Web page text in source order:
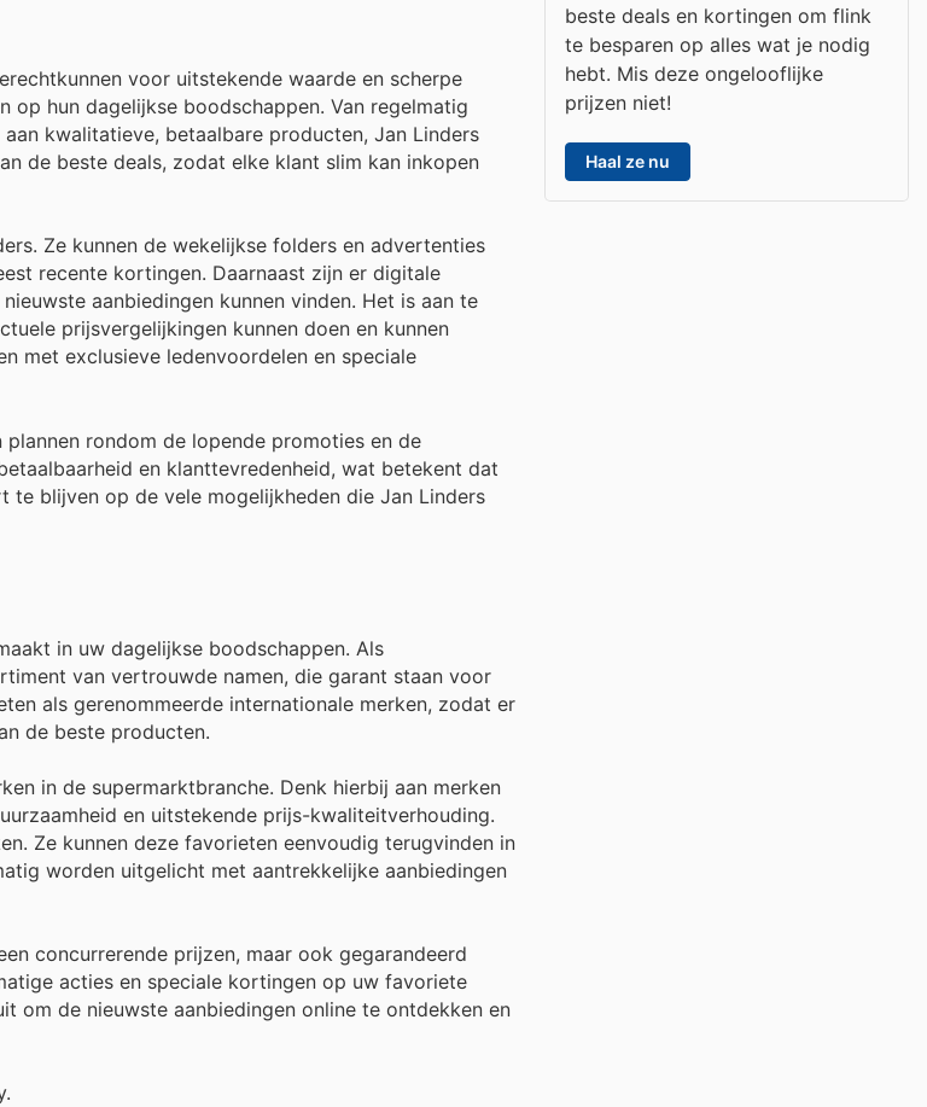
voor uitstekende waarde en scherpe
op hun dagelijkse boodschappen. Van regelmatig
kwalitatieve, betaalbare producten, Jan Linders
de beste deals, zodat elke klant slim kan inkopen
Ze kunnen de wekelijkse folders en advertenties
recente kortingen. Daarnaast zijn er digitale
aanbiedingen kunnen vinden. Het is aan te
prijsvergelijkingen kunnen doen en kunnen
met exclusieve ledenvoordelen en speciale
plannen rondom de lopende promoties en de
en klanttevredenheid, wat betekent dat
te blijven op de vele mogelijkheden die Jan Linders
in uw dagelijkse boodschappen. Als
van vertrouwde namen, die garant staan voor
als gerenommeerde internationale merken, zodat er
de beste producten.
in de supermarktbranche. Denk hierbij aan merken
en uitstekende prijs-kwaliteitverhouding.
Ze kunnen deze favorieten eenvoudig terugvinden in
worden uitgelicht met aantrekkelijke aanbiedingen
concurrerende prijzen, maar ook gegarandeerd
acties en speciale kortingen op uw favoriete
om de nieuwste aanbiedingen online te ontdekken en
beste deals en kortingen om flink
te besparen op alles wat je nodig
hebt. Mis deze ongelooflijke
prijzen niet!
Haal ze nu